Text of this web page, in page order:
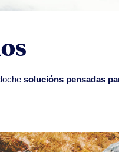
solucións pensadas